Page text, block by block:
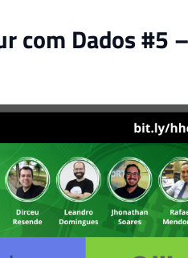
com Dados #5